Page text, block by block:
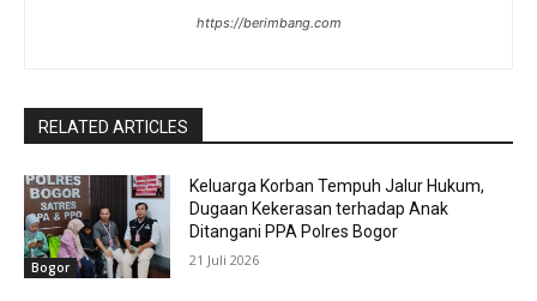
https://berimbang.com
RELATED ARTICLES
Bogor
Keluarga Korban Tempuh Jalur Hukum,
Dugaan Kekerasan terhadap Anak
Ditangani PPA Polres Bogor
21 Juli 2026